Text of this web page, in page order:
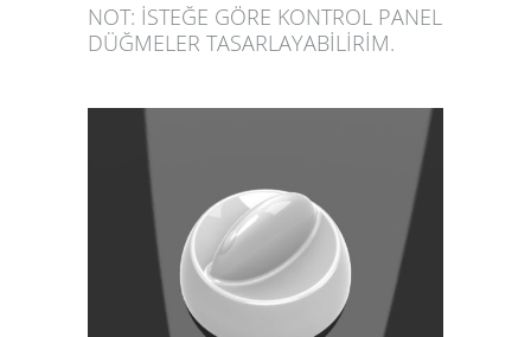
NOT: İSTEĞE GÖRE KONTROL PANEL
DÜĞMELER TASARLAYABİLİRİM.